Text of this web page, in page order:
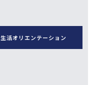
生活オリエンテーション